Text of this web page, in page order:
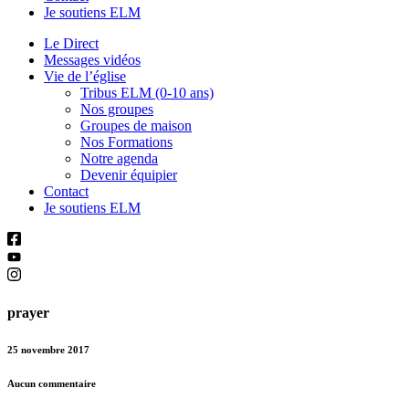
Je soutiens ELM
Le Direct
Messages vidéos
Vie de l’église
Tribus ELM (0-10 ans)
Nos groupes
Groupes de maison
Nos Formations
Notre agenda
Devenir équipier
Contact
Je soutiens ELM
prayer
25 novembre 2017
Aucun commentaire